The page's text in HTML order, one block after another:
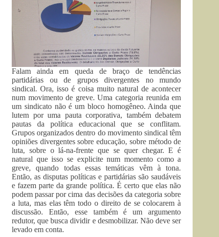
Falam ainda em queda de braço de tendências
partidárias ou de grupos divergentes no mundo
sindical. Ora, isso é coisa muito natural de acontecer
num movimento de greve. Uma categoria reunida em
um sindicato não é um bloco homogêneo. Ainda que
lutem por uma pauta corporativa, também debatem
pautas da política educacional que se conflitam.
Grupos organizados dentro do movimento sindical têm
opiniões divergentes sobre educação, sobre método de
luta, sobre o lá-na-frente que se quer chegar. E é
natural que isso se explicite num momento como a
greve, quando todas essas temáticas vêm à tona.
Então, as disputas políticas e partidárias são saudáveis
e fazem parte da grande política. É certo que elas não
podem passar por cima das decisões da categoria sobre
a luta, mas elas têm todo o direito de se colocarem à
discussão. Então, esse também é um argumento
redutor, que busca dividir e desmobilizar. Não deve ser
levado em conta.